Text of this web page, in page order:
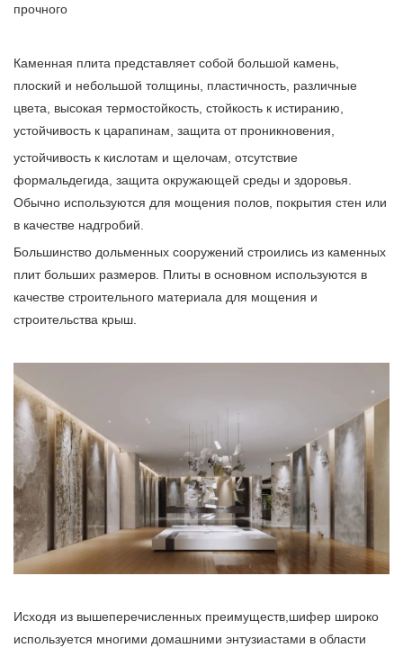
прочного
Каменная плита представляет собой большой камень,
плоский и небольшой толщины, пластичность, различные
цвета, высокая термостойкость, стойкость к истиранию,
устойчивость к царапинам, защита от проникновения,
устойчивость к кислотам и щелочам, отсутствие
формальдегида, защита окружающей среды и здоровья.
Обычно используются для мощения полов, покрытия стен или
в качестве надгробий.
Большинство дольменных сооружений строились из каменных
плит больших размеров. Плиты в основном используются в
качестве строительного материала для мощения и
строительства крыш.
Исходя из вышеперечисленных преимуществ,шифер широко
используется многими домашними энтузиастами в области